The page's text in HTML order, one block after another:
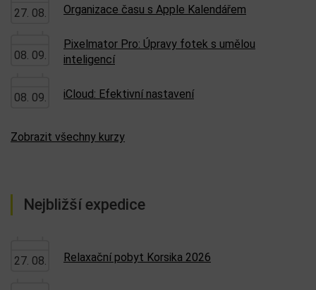
27. 08. Organizace času s Apple Kalendářem
08. 09.
Pixelmator Pro: Úpravy fotek s umělou
inteligencí
08. 09. iCloud: Efektivní nastavení
Zobrazit všechny kurzy
Nejbližší expedice
27. 08. Relaxační pobyt Korsika 2026